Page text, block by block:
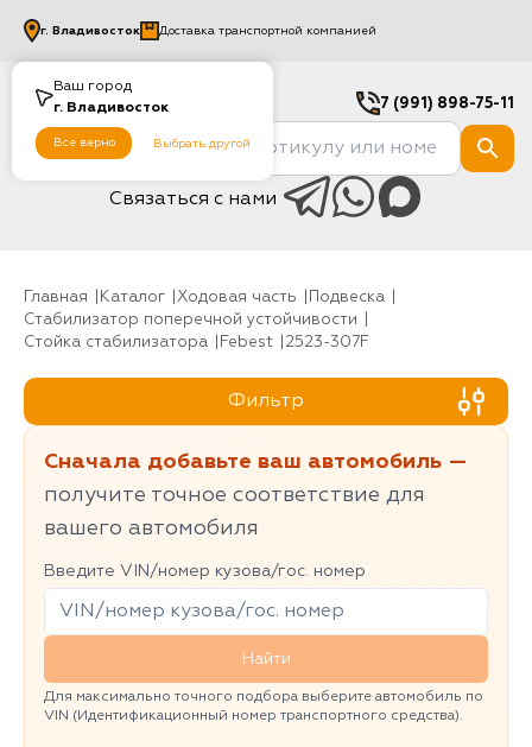
Ваш город
г. Владивосток
Все верно Выбрать другой
г. Владивосток Доставка транспортной компанией
7 (991) 898-75-11
Связаться с нами
Главная Каталог Ходовая часть
Подвеска
Стабилизатор поперечной устойчивости
Стойка стабилизатора
Febest 2523-307F
Фильтр
Сначала добавьте ваш автомобиль —
получите точное соответствие для
вашего автомобиля
Введите VIN/номер кузова/гос. номер
Найти
Для максимально точного подбора выберите автомобиль по
VIN (Идентификационный номер транспортного средства).